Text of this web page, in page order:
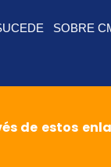
SOBRE
de estos